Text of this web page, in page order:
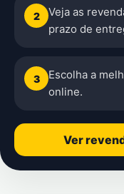
2
Veja as
prazo de
3
Escolha a
online.
Ver